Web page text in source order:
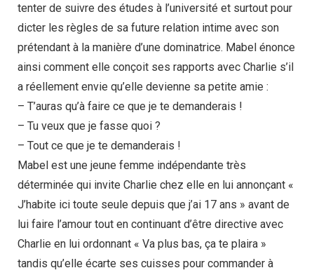
tenter de suivre des études à l’université et surtout pour
dicter les règles de sa future relation intime avec son
prétendant à la manière d’une dominatrice. Mabel énonce
ainsi comment elle conçoit ses rapports avec Charlie s’il
a réellement envie qu’elle devienne sa petite amie :
– T’auras qu’à faire ce que je te demanderais !
– Tu veux que je fasse quoi ?
– Tout ce que je te demanderais !
Mabel est une jeune femme indépendante très
déterminée qui invite Charlie chez elle en lui annonçant «
J’habite ici toute seule depuis que j’ai 17 ans » avant de
lui faire l’amour tout en continuant d’être directive avec
Charlie en lui ordonnant « Va plus bas, ça te plaira »
tandis qu’elle écarte ses cuisses pour commander à